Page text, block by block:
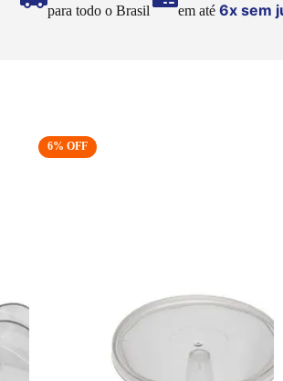
para todo o Brasil
em até 6x sem
6% OFF